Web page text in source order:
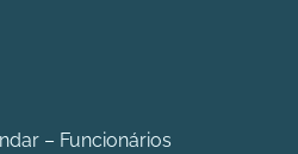
– Funcionários